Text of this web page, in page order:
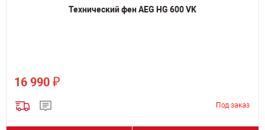
Технический фен AEG HG 600 VK
16 990 ₽